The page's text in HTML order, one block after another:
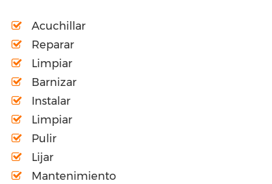
Acuchillar
Reparar
Limpiar
Barnizar
Instalar
Limpiar
Pulir
Lijar
Mantenimiento